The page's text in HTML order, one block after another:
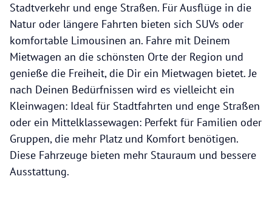
Stadtverkehr und enge Straßen. Für Ausflüge in die
Natur oder längere Fahrten bieten sich SUVs oder
komfortable Limousinen an. Fahre mit Deinem
Mietwagen an die schönsten Orte der Region und
genieße die Freiheit, die Dir ein Mietwagen bietet. Je
nach Deinen Bedürfnissen wird es vielleicht ein
Kleinwagen: Ideal für Stadtfahrten und enge Straßen
oder ein Mittelklassewagen: Perfekt für Familien oder
Gruppen, die mehr Platz und Komfort benötigen.
Diese Fahrzeuge bieten mehr Stauraum und bessere
Ausstattung.